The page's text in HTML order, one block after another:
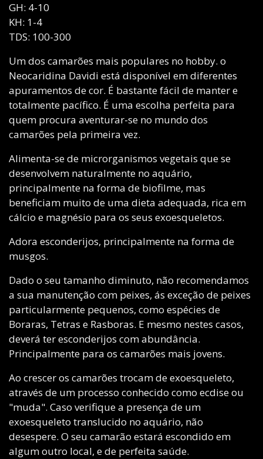
GH: 4-10
KH: 1-4
TDS: 100-300
Um dos camarões mais populares no hobby. o
Neocaridina Davidi está disponível em diferentes
apuramentos de cor. É bastante fácil de manter e
totalmente pacífico. É uma escolha perfeita para
quem procura aventurar-se no mundo dos
camarões pela primeira vez.
Alimenta-se de microrganismos vegetais que se
desenvolvem naturalmente no aquário,
principalmente na forma de biofilme, mas
beneficiam muito de uma dieta adequada, rica em
cálcio e magnésio para os seus exoesqueletos.
Adora esconderijos, principalmente na forma de
musgos.
Dado o seu tamanho diminuto, não recomendamos
a sua manutenção com peixes, ás exceção de peixes
particularmente pequenos, como espécies de
Boraras, Tetras e Rasboras. E mesmo nestes casos,
deverá ter esconderijos com abundância.
Principalmente para os camarões mais jovens.
Ao crescer os camarões trocam de exoesqueleto,
através de um processo conhecido como ecdise ou
"muda". Caso verifique a presença de um
exoesqueleto translucido no aquário, não
desespere. O seu camarão estará escondido em
algum outro local, e de perfeita saúde.